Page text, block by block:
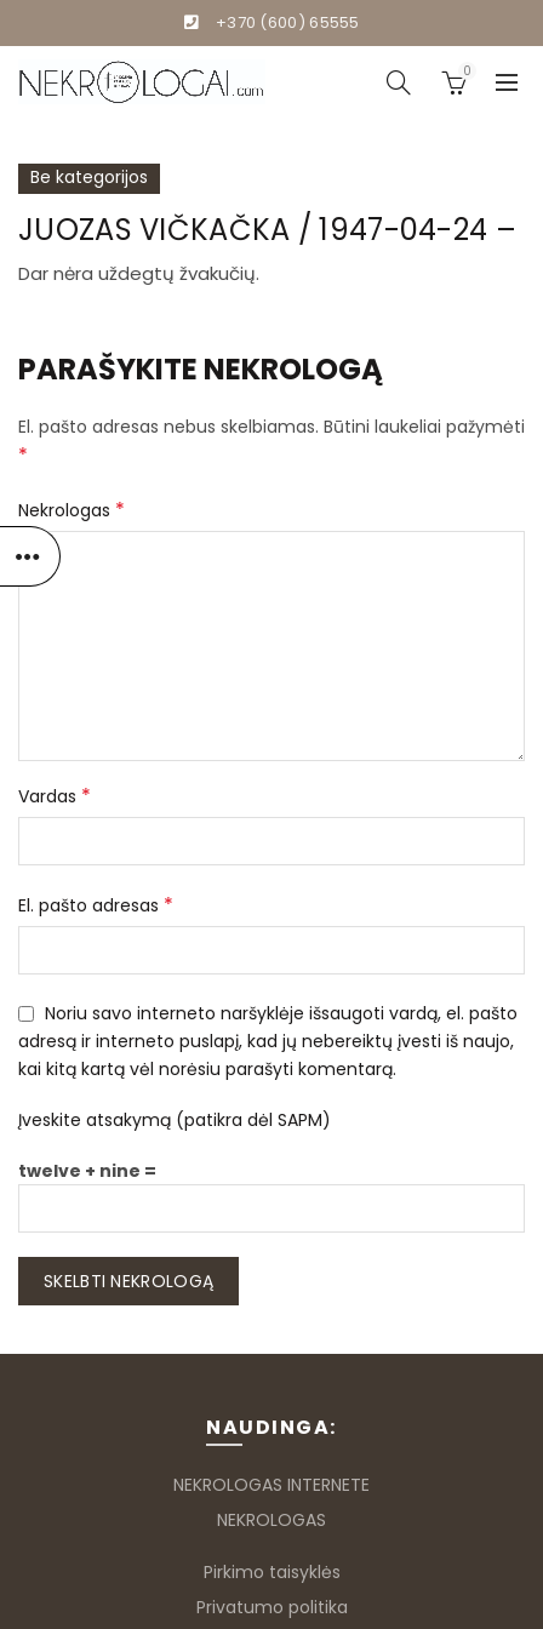
+370 (600) 65555
0
Be kategorijos
JUOZAS VIČKAČKA / 1947-04-24 –
Dar nėra uždegtų žvakučių.
PARAŠYKITE NEKROLOGĄ
El. pašto adresas nebus skelbiamas. Būtini laukeliai pažymėti
*
Nekrologas *
Vardas *
El. pašto adresas *
Noriu savo interneto naršyklėje išsaugoti vardą, el. pašto
adresą ir interneto puslapį, kad jų nebereiktų įvesti iš naujo,
kai kitą kartą vėl norėsiu parašyti komentarą.
Įveskite atsakymą (patikra dėl SAPM)
twelve + nine =
NAUDINGA:
NEKROLOGAS INTERNETE
NEKROLOGAS
Pirkimo taisyklės
Privatumo politika